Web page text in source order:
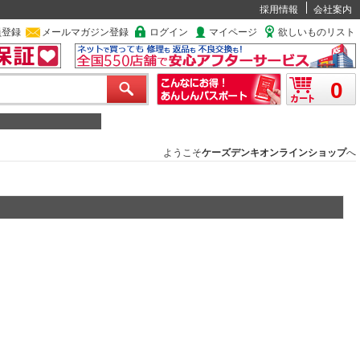
採用情報
会社案内
録 メールマガジン登録 ログイン マイページ 欲しいものリスト
0
ようこそケーズデンキオンラインショップへ